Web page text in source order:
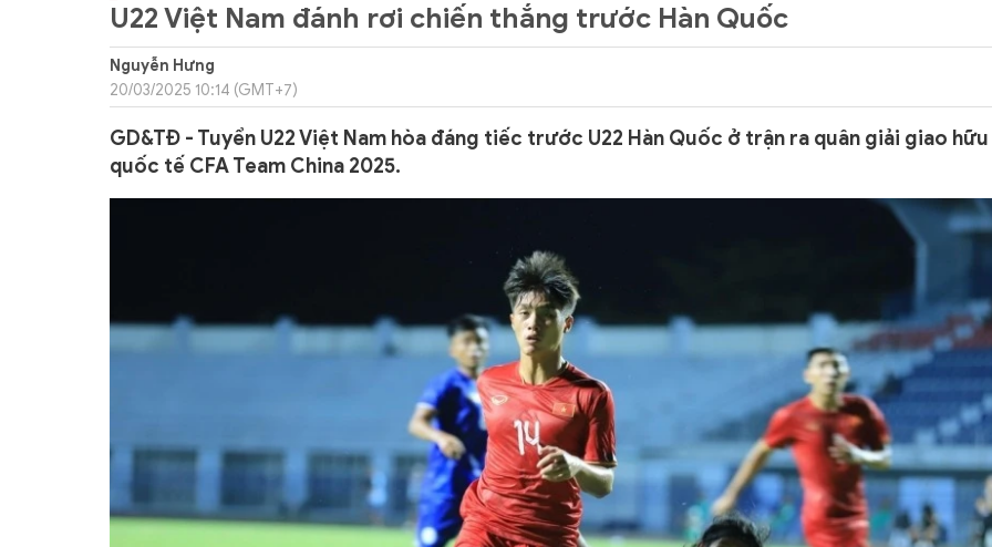
U22 Việt Nam đánh rơi chiến thắng trước Hàn Quốc
Nguyễn Hưng
20/03/2025 10:14 (GMT+7)
GD&TĐ - Tuyển U22 Việt Nam hòa đáng tiếc trước U22 Hàn Quốc ở trận ra quân giải giao hữu
quốc tế CFA Team China 2025.